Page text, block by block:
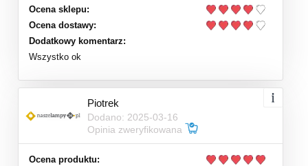
Ocena sklepu:
Ocena dostawy:
Dodatkowy komentarz:
Wszystko ok
Piotrek
Dodano: 2025-03-16
Opinia zweryfikowana
Ocena produktu: